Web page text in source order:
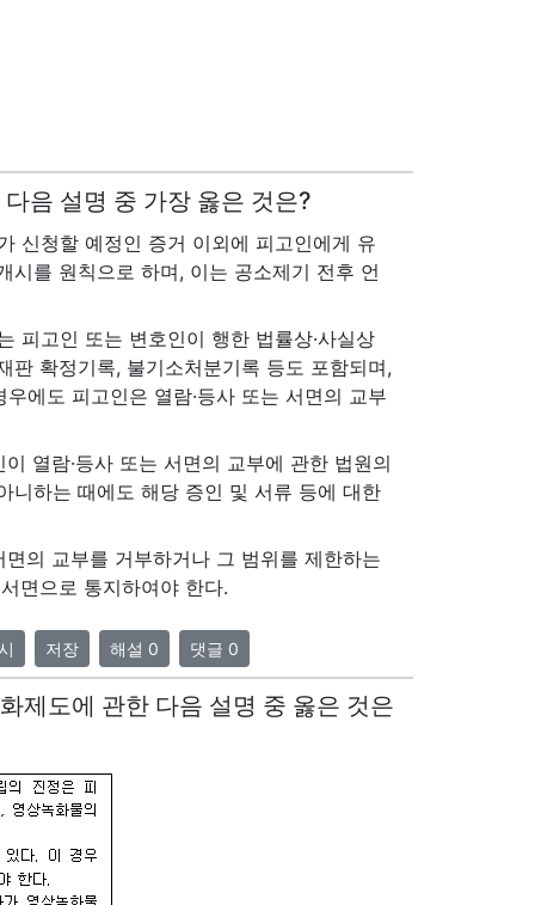
음 설명 중 가장 옳은 것은?
신청할 예정인 증거 이외에 피고인에게 유
시를 원칙으로 하며, 이는 공소제기 전후 언
고인 또는 변호인이 행한 법률상·사실상
판 확정기록, 불기소처분기록 등도 포함되며,
에도 피고인은 열람·등사 또는 서면의 교부
열람·등사 또는 서면의 교부에 관한 법원의
니하는 때에도 해당 증인 및 서류 등에 대한
의 교부를 거부하거나 그 범위를 제한하는
면으로 통지하여야 한다.
저장 해설 0 댓글 0
제도에 관한 다음 설명 중 옳은 것은